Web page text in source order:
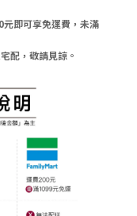
即可享免運費，未滿
配，敬請見諒。